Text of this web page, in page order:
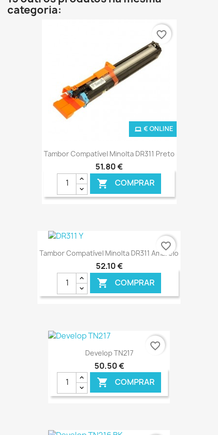
categoria:
Tambor Compatível Minolta DR311 Preto
51,80 €
 COMPRAR
€ ONLINE
favorite_border
Tambor Compatível Minolta DR311 Amarelo
52,10 €
 COMPRAR
€ ONLINE
favorite_border
Develop TN217
50,50 €
 COMPRAR
favorite_border